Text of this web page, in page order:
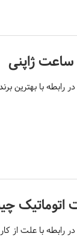
ساعت ژاپنی
رابطه با بهترین
اتوماتیک
رابطه با علت از